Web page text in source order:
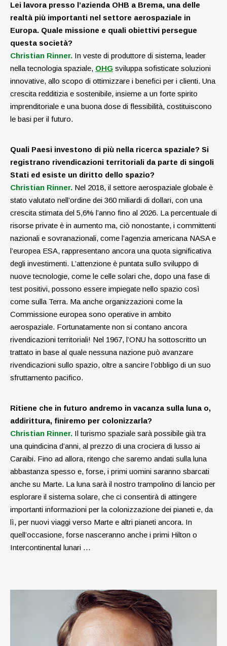
Lei lavora presso l’azienda OHB a Brema, una delle
realtà più importanti nel settore aero­spaziale in
Europa. Quale missione e quali obiettivi persegue
questa società?
Christian Rinner. In veste di produttore di ­sistema, leader
nella tecnologia spaziale, OHG sviluppa sofisticate soluzioni
innovative, allo scopo di ottimizzare i benefici per i clienti. Una
crescita redditizia e sostenibile, insieme a un forte spirito
imprenditoriale e una buona dose di flessibilità, costituiscono
le basi per il futuro.
Quali Paesi investono di più nella ricerca spaziale? Si
registrano rivendicazioni territoriali da parte di singoli
Stati ed esiste un diritto dello spazio?
Christian Rinner. Nel 2018, il settore aerospaziale globale è
stato valutato nell’ordine dei 360 miliardi di dollari, con una
crescita stimata del 5,6% l’anno fino al 2026. La percentuale di
risorse private è in aumento ma, ciò nonostante, i committenti
nazionali e sovranazionali, come l’agenzia americana NASA e
l’europea ESA, ­rappresentano ancora una quota significativa
degli investimenti. L’attenzione è puntata sullo sviluppo di
nuove tecnologie, come le celle solari che, dopo una fase di
test positivi, possono ­essere impiegate nello spazio così
come sulla Terra. Ma anche organizzazioni come la
Commissione europea sono operative in ambito
aerospaziale. Fortunatamente non si contano ancora
rivendicazioni territoriali! Nel 1967, l’ONU ha sottoscritto un
trattato in base al quale nessuna nazione può avanzare
rivendicazioni sullo spazio, oltre a sancire l’obbligo di un suo
sfruttamento pacifico.
Ritiene che in futuro andremo in ­vacanza ­sulla luna o,
addirittura, finiremo per ­colonizzarla?
Christian Rinner. Il turismo spaziale sarà possibile già tra
una quindicina d’anni, al prezzo di una crociera di lusso ai
Caraibi. Fino ad allora, ritengo che saremo andati sulla luna
abbastanza spesso e, forse, i primi uomini saranno sbarcati
anche su Marte. La luna sarà il nostro trampolino di lancio per
esplorare il sistema solare, che ci consentirà di attingere
importanti informazioni per la colonizzazione dei pianeti e, da
lì, per nuovi viaggi verso Marte e altri pianeti ancora. In
quell’occasione, forse nasceranno anche i primi Hilton o
Intercontinental lunari …